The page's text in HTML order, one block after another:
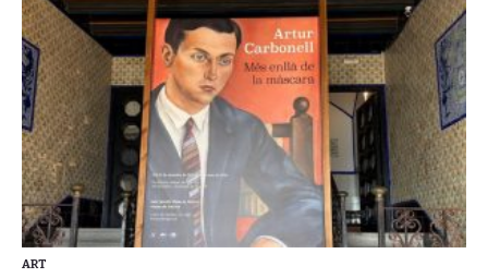
ART